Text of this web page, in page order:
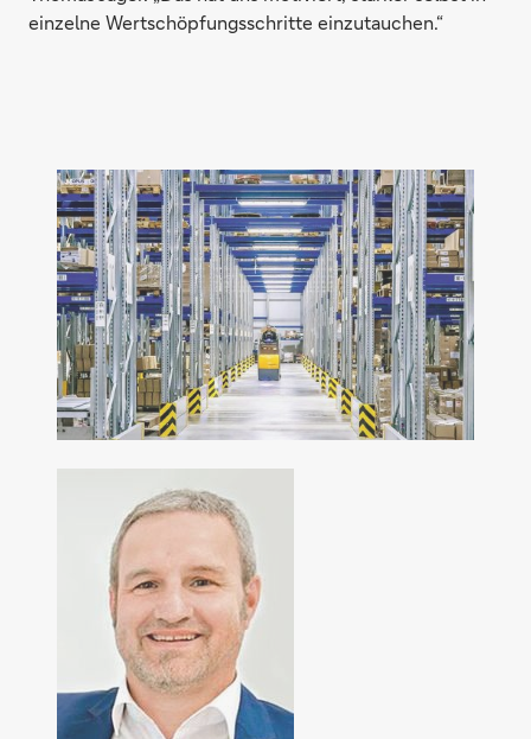
einzelne Wertschöpfungsschritte einzutauchen.“